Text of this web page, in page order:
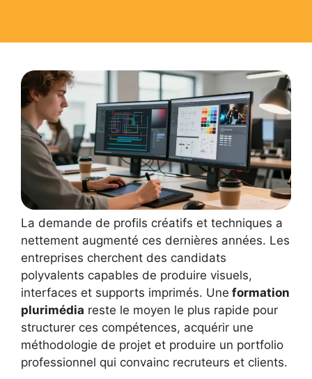
La demande de profils créatifs et techniques a
nettement augmenté ces dernières années. Les
entreprises cherchent des candidats
polyvalents capables de produire visuels,
interfaces et supports imprimés. Une formation
plurimédia reste le moyen le plus rapide pour
structurer ces compétences, acquérir une
méthodologie de projet et produire un portfolio
professionnel qui convainc recruteurs et clients.